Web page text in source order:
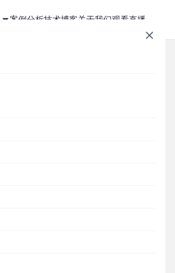
案例分析技术博客关于我们观看直播